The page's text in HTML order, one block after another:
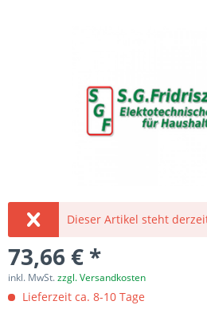
Dieser Artikel steht
73,66 € *
inkl. MwSt.zzgl. Versandkosten
Lieferzeit ca. 8-10 Tage